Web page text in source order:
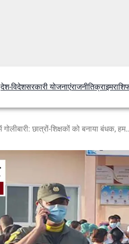
देश-विदेशसरकारी योजनाएंराजनीतिक्राइम
थाईलैंड के स्कूल में गोलीबारी: